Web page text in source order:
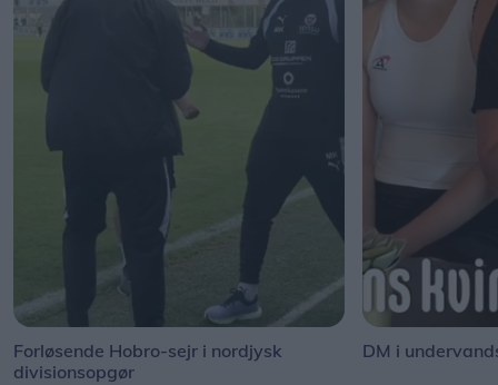
Forløsende Hobro-sejr i nordjysk
divisionsopgør
DM i